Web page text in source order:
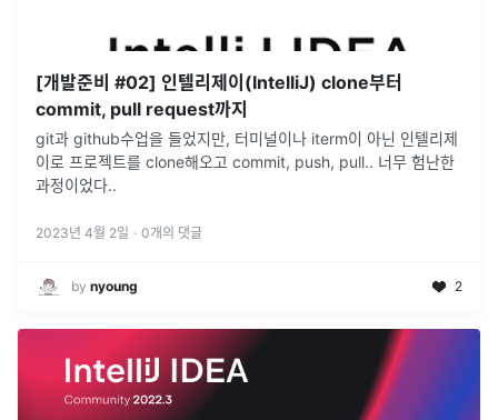
[개발준비 #02] 인텔리제이(IntelliJ) clone부터
commit, pull request까지
git과 github수업을 들었지만, 터미널이나 iterm이 아닌 인텔리제
이로 프로젝트를 clone해오고 commit, push, pull.. 너무 험난한
과정이었다..
2023년 4월 2일 · 0개의 댓글
by nyoung 2